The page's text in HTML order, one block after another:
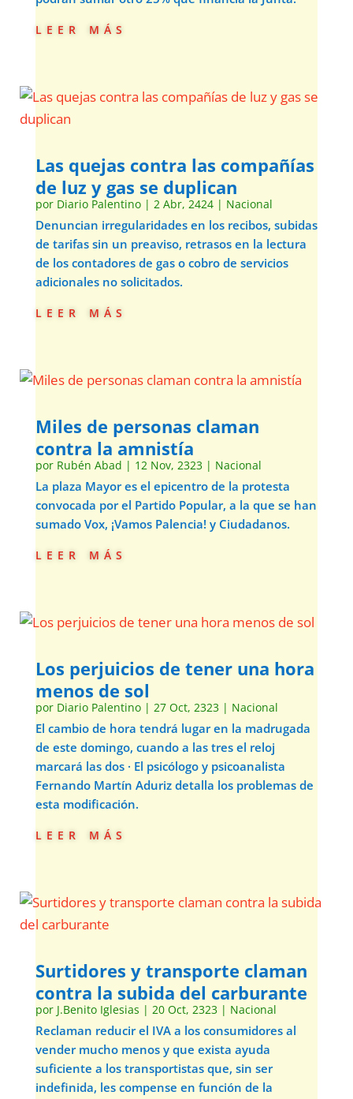
leer más
Las quejas contra las compañías
de luz y gas se duplican
por Diario Palentino| 2 Abr, 2424| Nacional
Denuncian irregularidades en los recibos, subidas
de tarifas sin un preaviso, retrasos en la lectura
de los contadores de gas o cobro de servicios
adicionales no solicitados.
leer más
Miles de personas claman
contra la amnistía
por Rubén Abad | 12 Nov, 2323| Nacional
La plaza Mayor es el epicentro de la protesta
convocada por el Partido Popular, a la que se han
sumado Vox, ¡Vamos Palencia! y Ciudadanos.
leer más
Los perjuicios de tener una hora
menos de sol
por Diario Palentino| 27 Oct, 2323| Nacional
El cambio de hora tendrá lugar en la madrugada
de este domingo, cuando a las tres el reloj
marcará las dos · El psicólogo y psicoanalista
Fernando Martín Aduriz detalla los problemas de
esta modificación.
leer más
Surtidores y transporte claman
contra la subida del carburante
por J.Benito Iglesias | 20 Oct, 2323| Nacional
Reclaman reducir el IVA a los consumidores al
vender mucho menos y que exista ayuda
suficiente a los transportistas que, sin ser
indefinida, les compense en función de la